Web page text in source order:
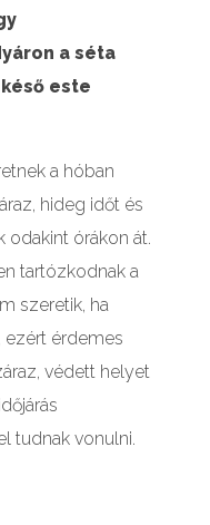
a séta
este
a hóban
hideg időt és
odakint órákon át.
tartózkodnak a
szeretik, ha
ezért érdemes
védett helyet
tudnak vonulni.